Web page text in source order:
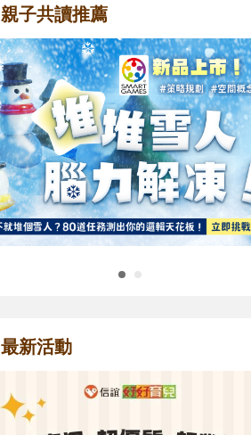
親子共讀推薦
最新活動